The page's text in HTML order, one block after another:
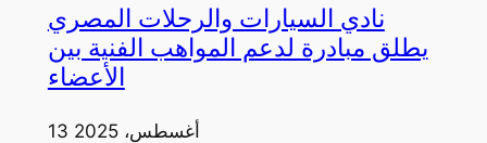
نادي السيارات والرحلات المصري
يطلق مبادرة لدعم المواهب الفنية بين
الأعضاء
13 أغسطس، 2025